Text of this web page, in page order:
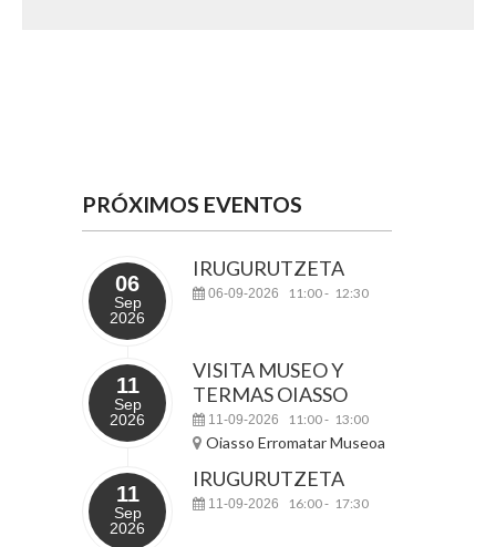
PRÓXIMOS EVENTOS
06
Sep
2026
IRUGURUTZETA
06-09-2026 11:00- 12:30
11
Sep
2026
VISITA MUSEO Y
TERMAS OIASSO
11-09-2026 11:00- 13:00
Oiasso Erromatar Museoa
11
Sep
2026
IRUGURUTZETA
11-09-2026 16:00- 17:30